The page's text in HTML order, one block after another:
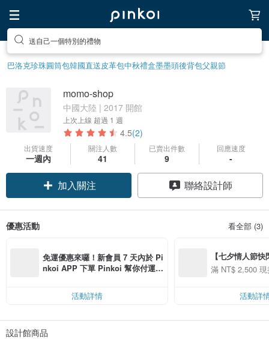
送自己一個特別的禮物
巴洛克珍珠圓筒包韓國直送皮革包中秋禮盒墨墨頭後背包父親節
momo-shop
中國大陸 | 2017 開館
上次上線 超過 1 週
4.5(2)
出貨速度
一週內
關注人數
41
已賣出件數
9
回應速度
-
加入關注 聯絡設計師
優惠活動 看全部 (3)
免運優惠來囉！新會員 7 天內於 Pi
nkoi APP 下單 Pinkoi 幫你付運
活動詳情
【七夕情人節
用 APP 購買任
00 現折 NT$100
滿 NT$ 2,500
活動詳
設計館商品